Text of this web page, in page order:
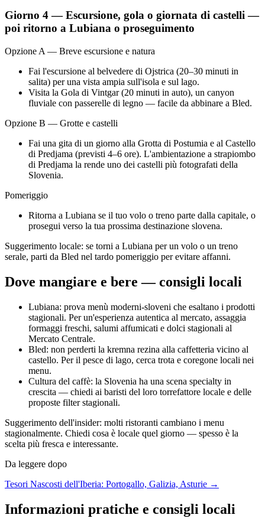
Giorno 4 — Escursione, gola o giornata di castelli —
poi ritorno a Lubiana o proseguimento
Opzione A — Breve escursione e natura
Fai l'escursione al belvedere di Ojstrica (20–30 minuti in
salita) per una vista ampia sull'isola e sul lago.
Visita la Gola di Vintgar (20 minuti in auto), un canyon
fluviale con passerelle di legno — facile da abbinare a Bled.
Opzione B — Grotte e castelli
Fai una gita di un giorno alla Grotta di Postumia e al Castello
di Predjama (previsti 4–6 ore). L'ambientazione a strapiombo
di Predjama la rende uno dei castelli più fotografati della
Slovenia.
Pomeriggio
Ritorna a Lubiana se il tuo volo o treno parte dalla capitale, o
prosegui verso la tua prossima destinazione slovena.
Suggerimento locale: se torni a Lubiana per un volo o un treno
serale, parti da Bled nel tardo pomeriggio per evitare affanni.
Dove mangiare e bere — consigli locali
Lubiana: prova menù moderni-sloveni che esaltano i prodotti
stagionali. Per un'esperienza autentica al mercato, assaggia
formaggi freschi, salumi affumicati e dolci stagionali al
Mercato Centrale.
Bled: non perderti la kremna rezina alla caffetteria vicino al
castello. Per il pesce di lago, cerca trota e coregone locali nei
menu.
Cultura del caffè: la Slovenia ha una scena specialty in
crescita — chiedi ai baristi del loro torrefattore locale e delle
proposte filter stagionali.
Suggerimento dell'insider: molti ristoranti cambiano i menu
stagionalmente. Chiedi cosa è locale quel giorno — spesso è la
scelta più fresca e interessante.
Da leggere dopo
Tesori Nascosti dell'Iberia: Portogallo, Galizia, Asturie →
Informazioni pratiche e consigli locali